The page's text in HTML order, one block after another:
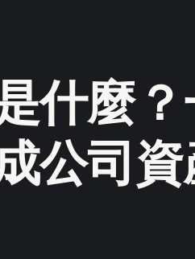
什麼
公司